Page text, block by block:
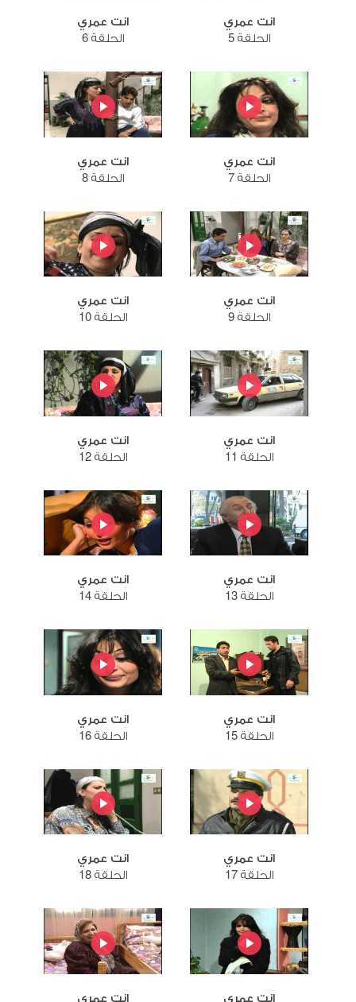
انت عمري
الحلقة 5
انت عمري
الحلقة 6
انت عمري
الحلقة 7
انت عمري
الحلقة 8
انت عمري
الحلقة 9
انت عمري
الحلقة 10
انت عمري
الحلقة 11
انت عمري
الحلقة 12
انت عمري
الحلقة 13
انت عمري
الحلقة 14
انت عمري
الحلقة 15
انت عمري
الحلقة 16
انت عمري
الحلقة 17
انت عمري
الحلقة 18
انت عمري انت عمري